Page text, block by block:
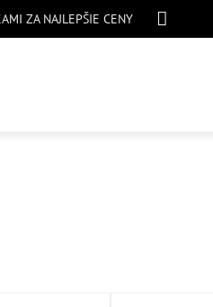
ZA NAJLEPŠIE CENY